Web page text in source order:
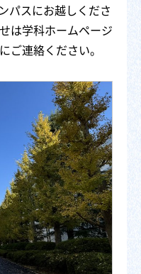
パスにお越しくださ
は学科ホームページ
ご連絡ください。